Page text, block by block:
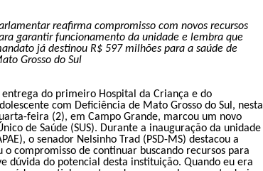
reafirma compromisso com novos recursos
garantir funcionamento da unidade e lembra que
já destinou R$ 597 milhões para a saúde de
Grosso do Sul
entrega do primeiro Hospital da Criança e do
com Deficiência de Mato Grosso do Sul, nesta
feira (2), em Campo Grande, marcou um novo
de Saúde (SUS). Durante a inauguração da unidade
o senador Nelsinho Trad (PSD-MS) destacou a
compromisso de continuar buscando recursos para
dúvida do potencial desta instituição. Quando eu era